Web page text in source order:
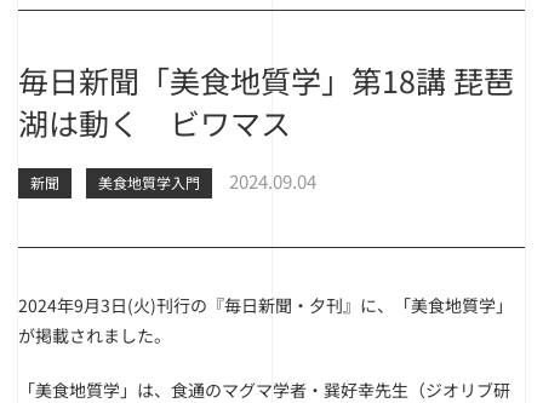
毎日新聞「美食地質学」第18講 琵琶
湖は動く ビワマス
新聞 美食地質学入門 2024.09.04
2024年9月3日(火)刊行の『毎日新聞・夕刊』に、「美食地質学」
が掲載されました。
「美食地質学」は、食通のマグマ学者・巽好幸先生（ジオリブ研